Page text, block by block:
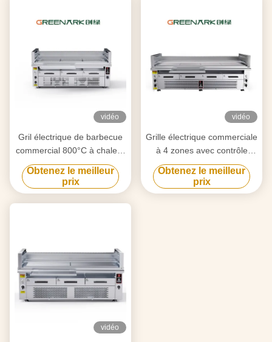
vidéo
Gril électrique de barbecue
commercial 800°C à chaleur
élevée, cuisson à 3 zones
Obtenez le meilleur
prix
vidéo
Grille électrique commerciale
à 4 zones avec contrôle
indépendant à 800 °C
Obtenez le meilleur
prix
vidéo